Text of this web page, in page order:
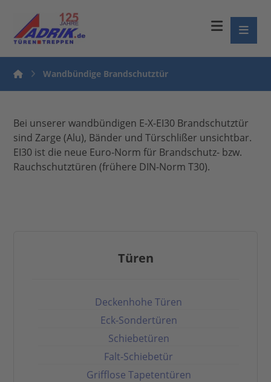
Wandbündige Brandschutztür
Bei unserer wandbündigen E-X-EI30 Brandschutztür
sind Zarge (Alu), Bänder und Türschlißer unsichtbar.
EI30 ist die neue Euro-Norm für Brandschutz- bzw.
Rauchschutztüren (frühere DIN-Norm T30).
Türen
Deckenhohe Türen
Eck-Sondertüren
Schiebetüren
Falt-Schiebetür
Grifflose Tapetentüren